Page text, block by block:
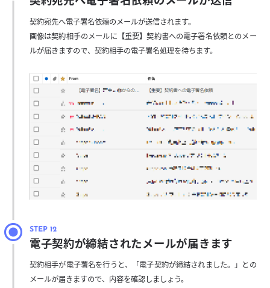
契約宛先へ電子署名依頼のメールが送信されます。
画像は契約相手のメールに【重要】契約書への電子署名依頼とのメー
ルが届きますので、契約相手の電子署名処理を待ちます。
電子契約が締結されたメールが届きます
契約相手が電子署名を行うと、「電子契約が締結されました。」との
メールが届きますので、内容を確認しましょう。